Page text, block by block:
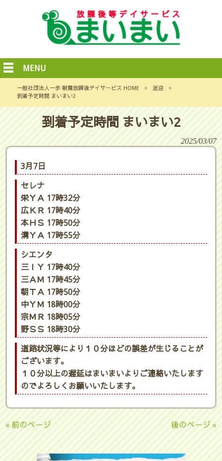
MENU
一般社団法人一歩 朝霞放課後デイサービス HOME > 送迎
>
到着予定時間 まいまい2
到着予定時間 まいまい2
2025/03/07
3月7日
セレナ
栄ＹＡ 17時32分
広ＫＲ 17時40分
本ＨＳ 17時50分
溝ＹＡ 17時55分
シエンタ
三ＩＹ 17時40分
三ＡＭ 17時45分
朝ＴＡ 17時50分
中ＹＭ 18時00分
宗ＭＲ 18時05分
野ＳＳ 18時30分
道路状況等により１０分ほどの誤差が生じることが
ございます。
１０分以上の遅延はまいまいよりご連絡いたします
のでよろしくお願いいたします。
« 前のページ 後のページ »